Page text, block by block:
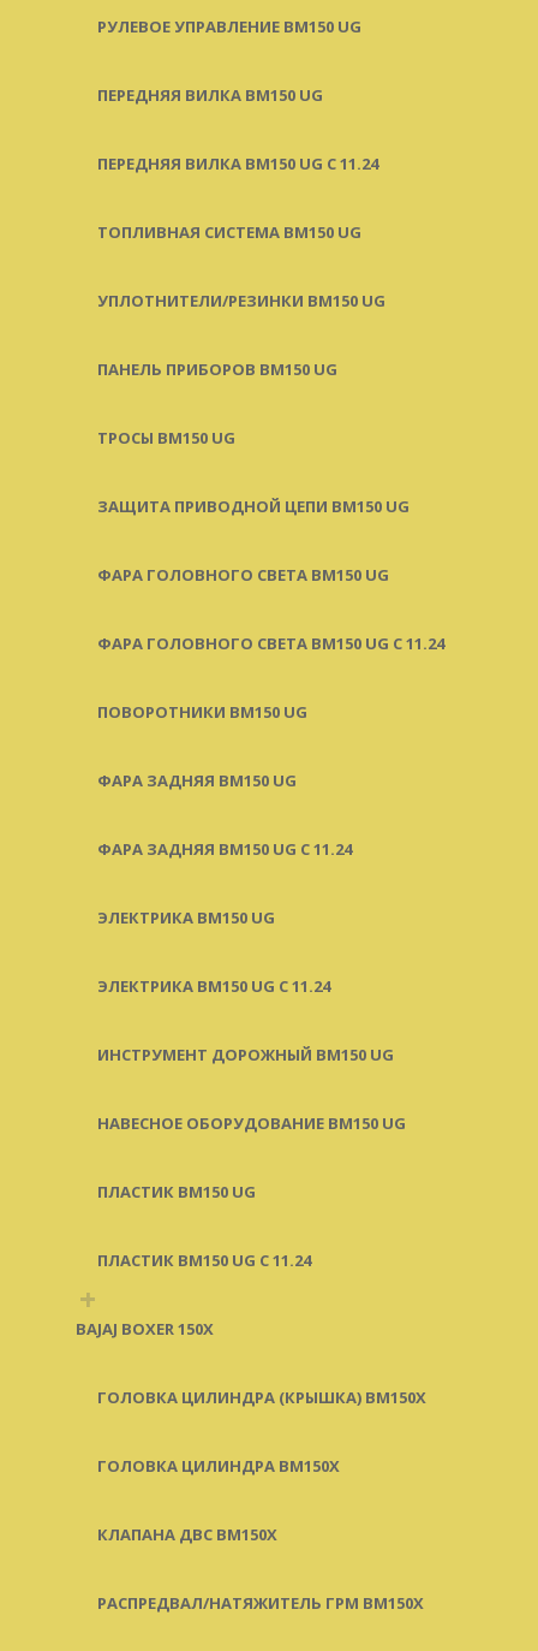
РУЛЕВОЕ УПРАВЛЕНИЕ BM150 UG
ПЕРЕДНЯЯ ВИЛКА BM150 UG
ПЕРЕДНЯЯ ВИЛКА BM150 UG С 11.24
ТОПЛИВНАЯ СИСТЕМА BM150 UG
УПЛОТНИТЕЛИ/РЕЗИНКИ BM150 UG
ПАНЕЛЬ ПРИБОРОВ BM150 UG
ТРОСЫ BM150 UG
ЗАЩИТА ПРИВОДНОЙ ЦЕПИ BM150 UG
ФАРА ГОЛОВНОГО СВЕТА BM150 UG
ФАРА ГОЛОВНОГО СВЕТА BM150 UG C 11.24
ПОВОРОТНИКИ BM150 UG
ФАРА ЗАДНЯЯ BM150 UG
ФАРА ЗАДНЯЯ BM150 UG С 11.24
ЭЛЕКТРИКА BM150 UG
ЭЛЕКТРИКА BM150 UG C 11.24
ИНСТРУМЕНТ ДОРОЖНЫЙ BM150 UG
НАВЕСНОЕ ОБОРУДОВАНИЕ BM150 UG
ПЛАСТИК BM150 UG
ПЛАСТИК BM150 UG C 11.24
+
BAJAJ BOXER 150X
ГОЛОВКА ЦИЛИНДРА (КРЫШКА) BM150X
ГОЛОВКА ЦИЛИНДРА BM150X
КЛАПАНА ДВС BM150X
РАСПРЕДВАЛ/НАТЯЖИТЕЛЬ ГРМ BM150X